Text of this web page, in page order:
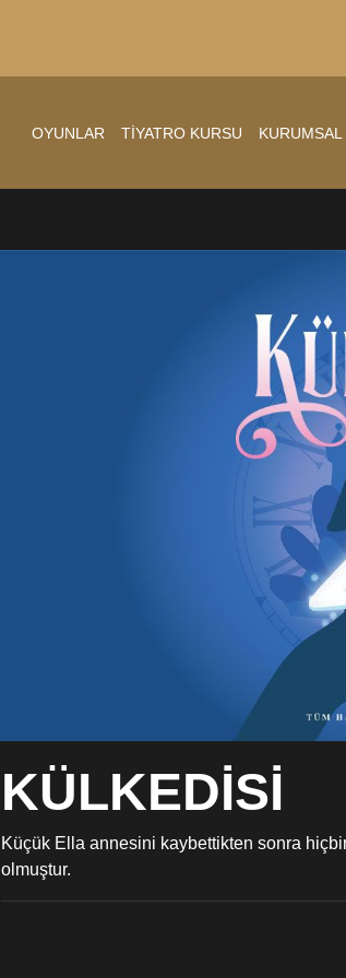
OYUNLAR TİYATRO KURSU KURUMSAL
KÜLKEDİSİ
Küçük Ella annesini kaybettikten sonra
olmuştur.